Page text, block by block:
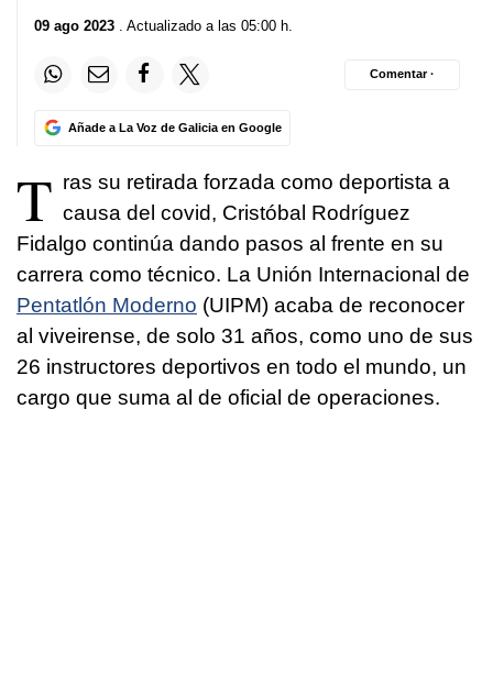
09 ago 2023 . Actualizado a las 05:00 h.
Añade a La Voz de Galicia en Google
Comentar ·
T ras su retirada forzada como deportista a
causa del covid, Cristóbal Rodríguez
Fidalgo continúa dando pasos al frente en su
carrera como técnico. La Unión Internacional de
Pentatlón Moderno (UIPM) acaba de reconocer
al viveirense, de solo 31 años, como uno de sus
26 instructores deportivos en todo el mundo, un
cargo que suma al de oficial de operaciones.